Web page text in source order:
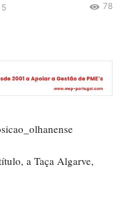
78
a Taça Algarve,